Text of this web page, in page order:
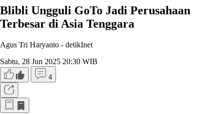
Blibli Ungguli GoTo Jadi Perusahaan
Terbesar di Asia Tenggara
Agus Tri Haryanto - detikInet
Sabtu, 28 Jun 2025 20:30 WIB
4